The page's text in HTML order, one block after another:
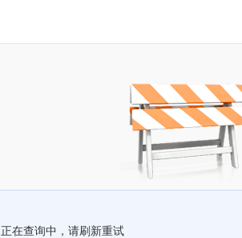
正在查询中，请刷新重试